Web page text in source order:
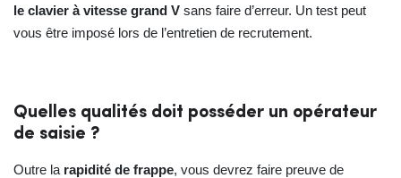
le clavier à vitesse grand V sans faire d’erreur. Un test peut
vous être imposé lors de l’entretien de recrutement.
Quelles qualités doit posséder un opérateur
de saisie ?
Outre la rapidité de frappe, vous devrez faire preuve de